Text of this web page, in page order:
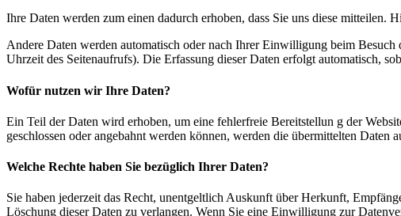
Ihre Daten werden zum einen dadurch erhoben, dass Sie uns diese
Andere Daten werden automatisch oder nach Ihrer Einwilligung beim
Uhrzeit des Seitenaufrufs). Die Erfassung dieser Daten erfolgt automatisch,
Wofür nutzen wir Ihre Daten?
Ein Teil der Daten wird erhoben, um eine fehlerfreie Bereitstellun g der
geschlossen oder angebahnt werden können, werden die übermittelten
Welche Rechte haben Sie bezüglich Ihrer Daten?
Sie haben jederzeit das Recht, unentgeltlich Auskunft über Herkunft,
Löschung dieser Daten zu verlangen. Wenn Sie eine Einwilligung zur